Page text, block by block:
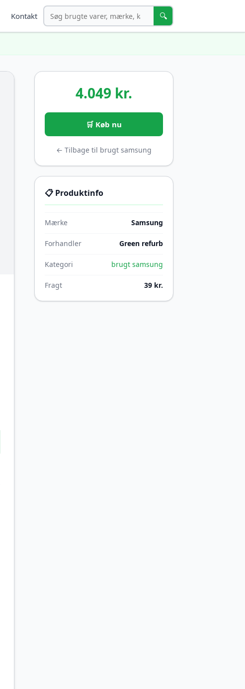
Kontakt Søg 🔍
4.049 kr.
🛒 Køb nu
← Tilbage til brugt samsung
📋 Produktinfo
Mærke Samsung
Forhandler Green refurb
Kategori brugt samsung
Fragt 39 kr.